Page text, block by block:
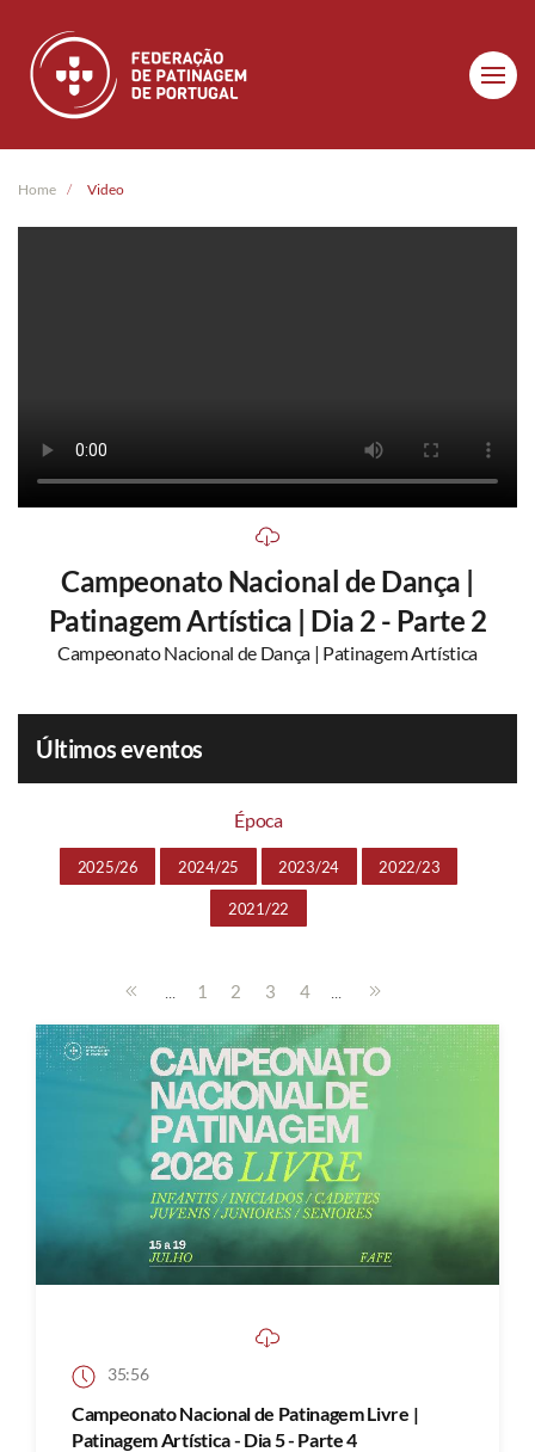
Skip to main content
Home Video
Campeonato Nacional de Dança |
Patinagem Artística | Dia 2 - Parte 2
Campeonato Nacional de Dança | Patinagem Artística
Últimos eventos
Época
2025/26 2024/25 2023/24 2022/23
2021/22
... 1 2 3 4 ...
35:56
Campeonato Nacional de Patinagem Livre |
Patinagem Artística - Dia 5 - Parte 4